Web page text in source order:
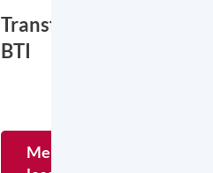
Transformationsindex
BTI
Mehr